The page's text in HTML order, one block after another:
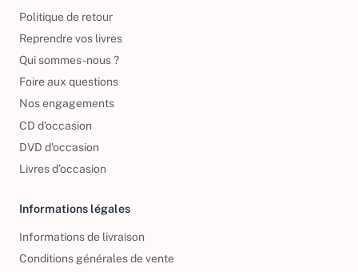
Politique de retour
Reprendre vos livres
Qui sommes-nous ?
Foire aux questions
Nos engagements
CD d'occasion
DVD d'occasion
Livres d’occasion
Informations légales
Informations de livraison
Conditions générales de vente